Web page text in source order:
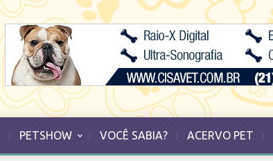
PETSHOW VOCÊ SABIA? ACERVO PET